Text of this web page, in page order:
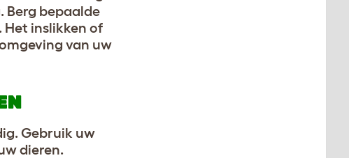
Berg bepaalde
inslikken of
van uw
Gebruik uw
dieren.